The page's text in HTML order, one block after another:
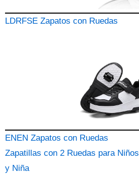
LDRFSE Zapatos con Ruedas
ENEN Zapatos con Ruedas
Zapatillas con 2 Ruedas para Niños
y Niña